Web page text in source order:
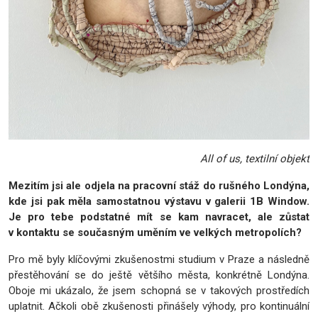
All of us, textilní objekt
Mezitím jsi ale odjela na pracovní stáž do rušného Londýna,
kde jsi pak měla samostatnou výstavu v galerii 1B Window.
Je pro tebe podstatné mít se kam navracet, ale zůstat
v kontaktu se současným uměním ve velkých metropolích?
Pro mě byly klíčovými zkušenostmi studium v Praze a následně
přestěhování se do ještě většího města, konkrétně Londýna.
Oboje mi ukázalo, že jsem schopná se v takových prostředích
uplatnit. Ačkoli obě zkušenosti přinášely výhody, pro kontinuální